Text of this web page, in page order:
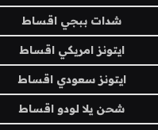
شدات ببجي اقساط
ايتونز امريكي اقساط
ايتونز سعودي اقساط
شحن يلا لودو اقساط